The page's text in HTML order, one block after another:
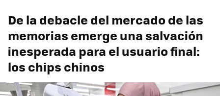
De la debacle del mercado de las
memorias emerge una salvación
inesperada para el usuario final:
los chips chinos